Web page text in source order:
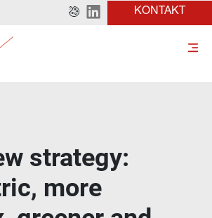
KONTAKT
strategy:
more